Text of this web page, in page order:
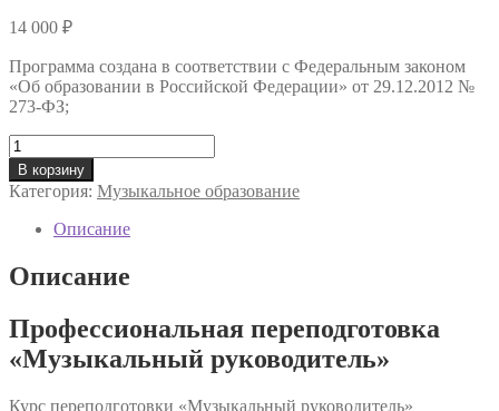
14 000 ₽
Программа создана в соответствии с Федеральным законом
«Об образовании в Российской Федерации» от 29.12.2012 №
273-ФЗ;
Количество
товара
Профессиональная
переподготовка
«Музыкальный
руководитель»
В корзину
Категория: Музыкальное образование
Описание
Описание
Профессиональная переподготовка
«Музыкальный руководитель»
Курс переподготовки «Музыкальный руководитель»